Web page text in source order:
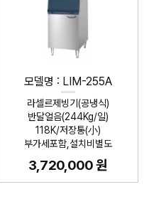
모델명 : LIM-255A
라셀르제빙기(공냉식)
반달얼음(244Kg/일)
118K/저장통(小)
부가세포함,설치비별도
3,720,000 원